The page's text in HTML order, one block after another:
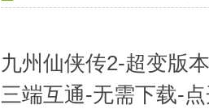
九州仙侠传2-超变版本
三端互通-无需下载-